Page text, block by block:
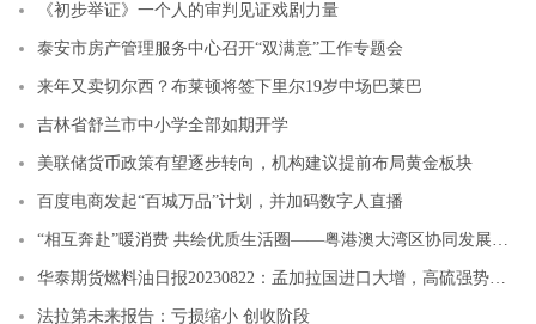
《初步举证》一个人的审判见证戏剧力量
泰安市房产管理服务中心召开“双满意”工作专题会
来年又卖切尔西？布莱顿将签下里尔19岁中场巴莱巴
吉林省舒兰市中小学全部如期开学
美联储货币政策有望逐步转向，机构建议提前布局黄金板块
百度电商发起“百城万品”计划，并加码数字人直播
法拉第未来报告：亏损缩小 创收阶段